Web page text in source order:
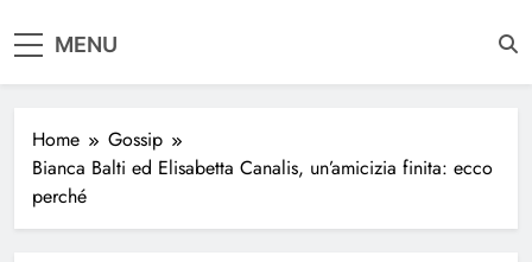
MENU
Home
Gossip
Bianca Balti ed Elisabetta Canalis, un’amicizia finita: ecco
perché